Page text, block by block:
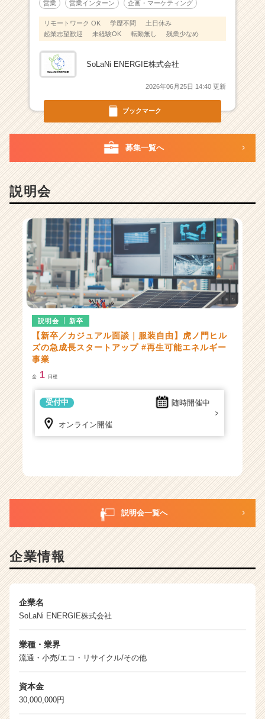
で
有
給
ン
集
|
ベ
長
企
業
か
ら
ス
カ
ウ
が
届
ト
（C
h
C
e
r）
ブックマーク
営業 営業インターン 企画・マーケティング
リモートワーク OK 学歴不問
土日休み
起業志望歓迎
未経験OK 転勤無し 残業少なめ
SoLaNi ENERGIE株式会社
2026年06月25日 14:40 更新
募集一覧へ
説明会
説明会 新卒
【新卒／カジュアル面談｜服装自由】虎ノ門ヒル
ズの急成長スタートアップ #再⽣可能エネルギー
事業
全 1 日程
随時開催中
受付中
オンライン開催
説明会一覧へ
企業情報
企業名
SoLaNi ENERGIE株式会社
業種・業界
流通・小売/エコ・リサイクル/その他
資本金
30,000,000円